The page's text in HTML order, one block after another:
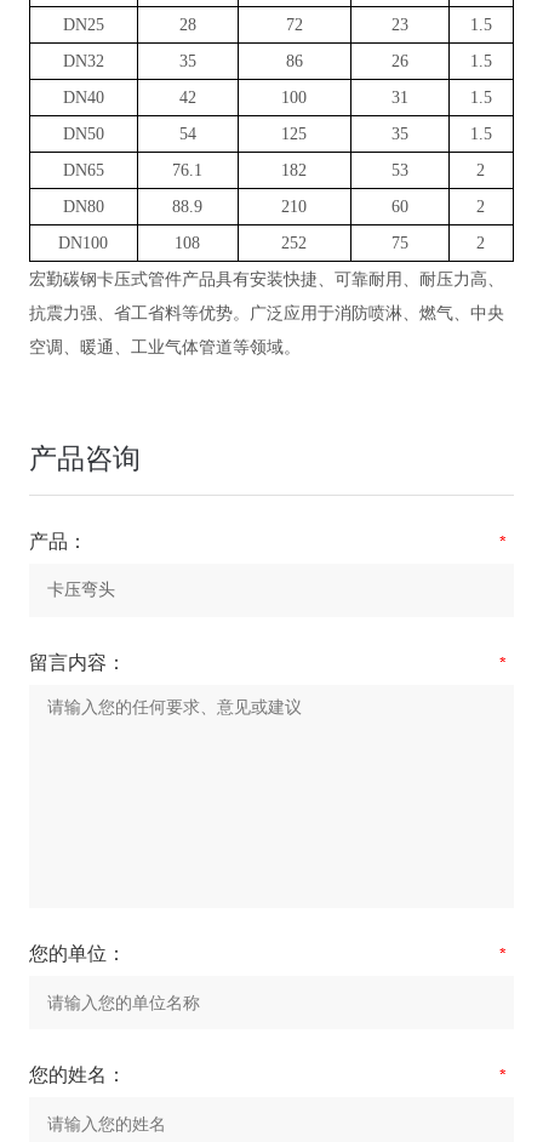
DN25
28 72 23
1.5
DN32
35 86 26
1.5
DN40
42 100 31
1.5
DN50
54 125 35
1.5
DN65
76.1 182 53
2
DN80
88.9 210 60
2
DN100
108 252 75 2
宏勤碳钢卡压式管件产品具有安装快捷、可靠耐用、耐压力高、
抗震力强、省工省料等优势。广泛应用于消防喷淋、燃气、中央
空调、暖通、工业气体管道等领域。
产品咨询
产品：
留言内容：
您的单位：
您的姓名：